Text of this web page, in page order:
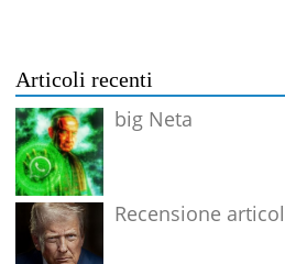
Articoli recenti
big Neta
Recensione